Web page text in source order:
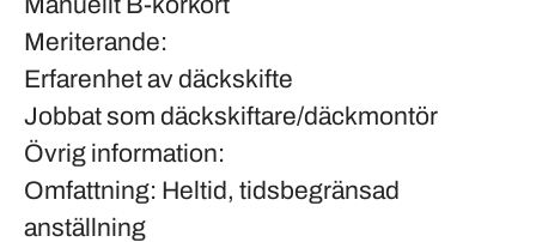
Meriterande:
Erfarenhet av däckskifte
Jobbat som däckskiftare/däckmontör
Övrig information:
Omfattning: Heltid, tidsbegränsad
anställning